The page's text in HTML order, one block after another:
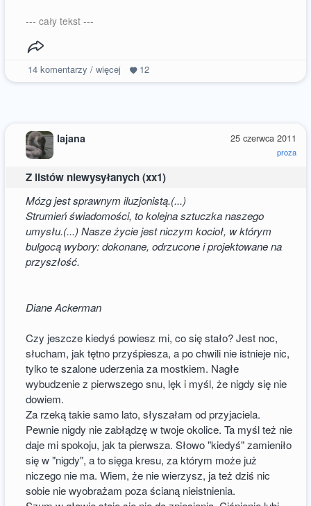
--- cały tekst ---
14komentarzy / więcej 12
25 czerwca 2011
proza
lajana
Z listów niewysyłanych (xx1)
Mózg jest sprawnym iluzjonistą.(...)
Strumień świadomości, to kolejna sztuczka naszego
umysłu.(...) Nasze życie jest niczym kocioł, w którym
bulgocą wybory: dokonane, odrzucone i projektowane na
przyszłość.
Diane Ackerman
Czy jeszcze kiedyś powiesz mi, co się stało? Jest noc,
słucham, jak tętno przyśpiesza, a po chwili nie istnieje nic,
tylko te szalone uderzenia za mostkiem. Nagłe
wybudzenie z pierwszego snu, lęk i myśl, że nigdy się nie
dowiem.
Za rzeką takie samo lato, słyszałam od przyjaciela.
Pewnie nigdy nie zabłądzę w twoje okolice. Ta myśl też nie
daje mi spokoju, jak ta pierwsza. Słowo "kiedyś" zamieniło
się w "nigdy", a to sięga kresu, za którym może już
niczego nie ma. Wiem, że nie wierzysz, ja też dziś nic
sobie nie wyobrażam poza ścianą nieistnienia.